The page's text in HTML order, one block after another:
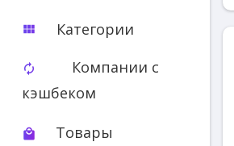
view_module Категории
autorenew
Компании с
кэшбеком
local_mall Товары